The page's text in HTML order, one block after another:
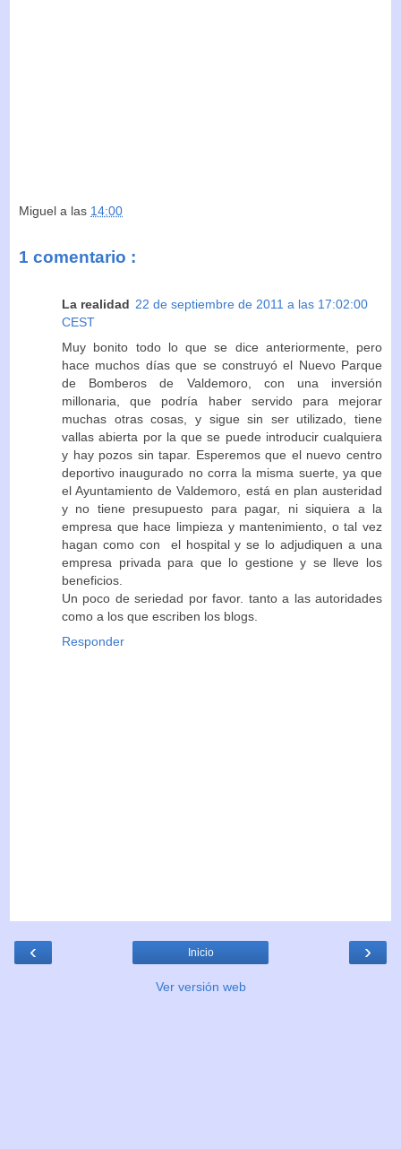
Miguel a las 14:00
1 comentario :
La realidad 22 de septiembre de 2011 a las 17:02:00
CEST
Muy bonito todo lo que se dice anteriormente, pero
hace muchos días que se construyó el Nuevo Parque
de Bomberos de Valdemoro, con una inversión
millonaria, que podría haber servido para mejorar
muchas otras cosas, y sigue sin ser utilizado, tiene
vallas abierta por la que se puede introducir cualquiera
y hay pozos sin tapar. Esperemos que el nuevo centro
deportivo inaugurado no corra la misma suerte, ya que
el Ayuntamiento de Valdemoro, está en plan austeridad
y no tiene presupuesto para pagar, ni siquiera a la
empresa que hace limpieza y mantenimiento, o tal vez
hagan como con el hospital y se lo adjudiquen a una
empresa privada para que lo gestione y se lleve los
beneficios.
Un poco de seriedad por favor. tanto a las autoridades
como a los que escriben los blogs.
Responder
‹ ›
Inicio
Ver versión web